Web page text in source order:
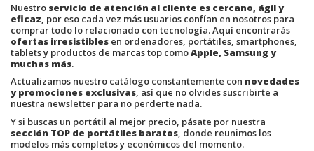
Nuestro servicio de atención al cliente es cercano, ágil y
eficaz , por eso cada vez más usuarios confían en nosotros para
comprar todo lo relacionado con tecnología. Aquí encontrarás
ofertas irresistibles en ordenadores, portátiles, smartphones,
tablets y productos de marcas top comoApple, Samsung y
muchas más.
Actualizamos nuestro catálogo constantemente con novedades
y promociones exclusivas, así que no olvides suscribirte a
nuestra newsletter para no perderte nada.
Y si buscas un portátil al mejor precio, pásate por nuestra
sección TOP de portátiles baratos, donde reunimos los
modelos más completos y económicos del momento.